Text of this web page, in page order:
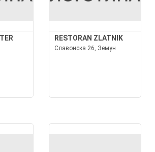
RESTORAN ZLATNIK
Славонска 26, Земун